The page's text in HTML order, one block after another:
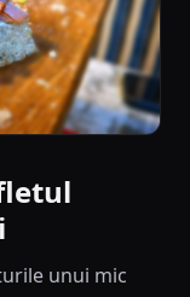
unui mic